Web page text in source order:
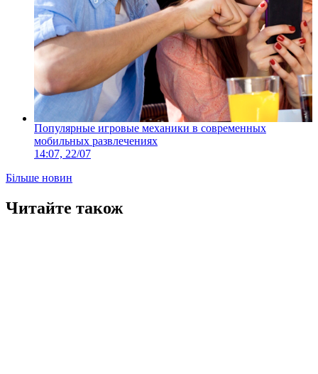
Популярные игровые механики в современных
мобильных развлечениях
14:07, 22/07
Більше новин
Читайте також